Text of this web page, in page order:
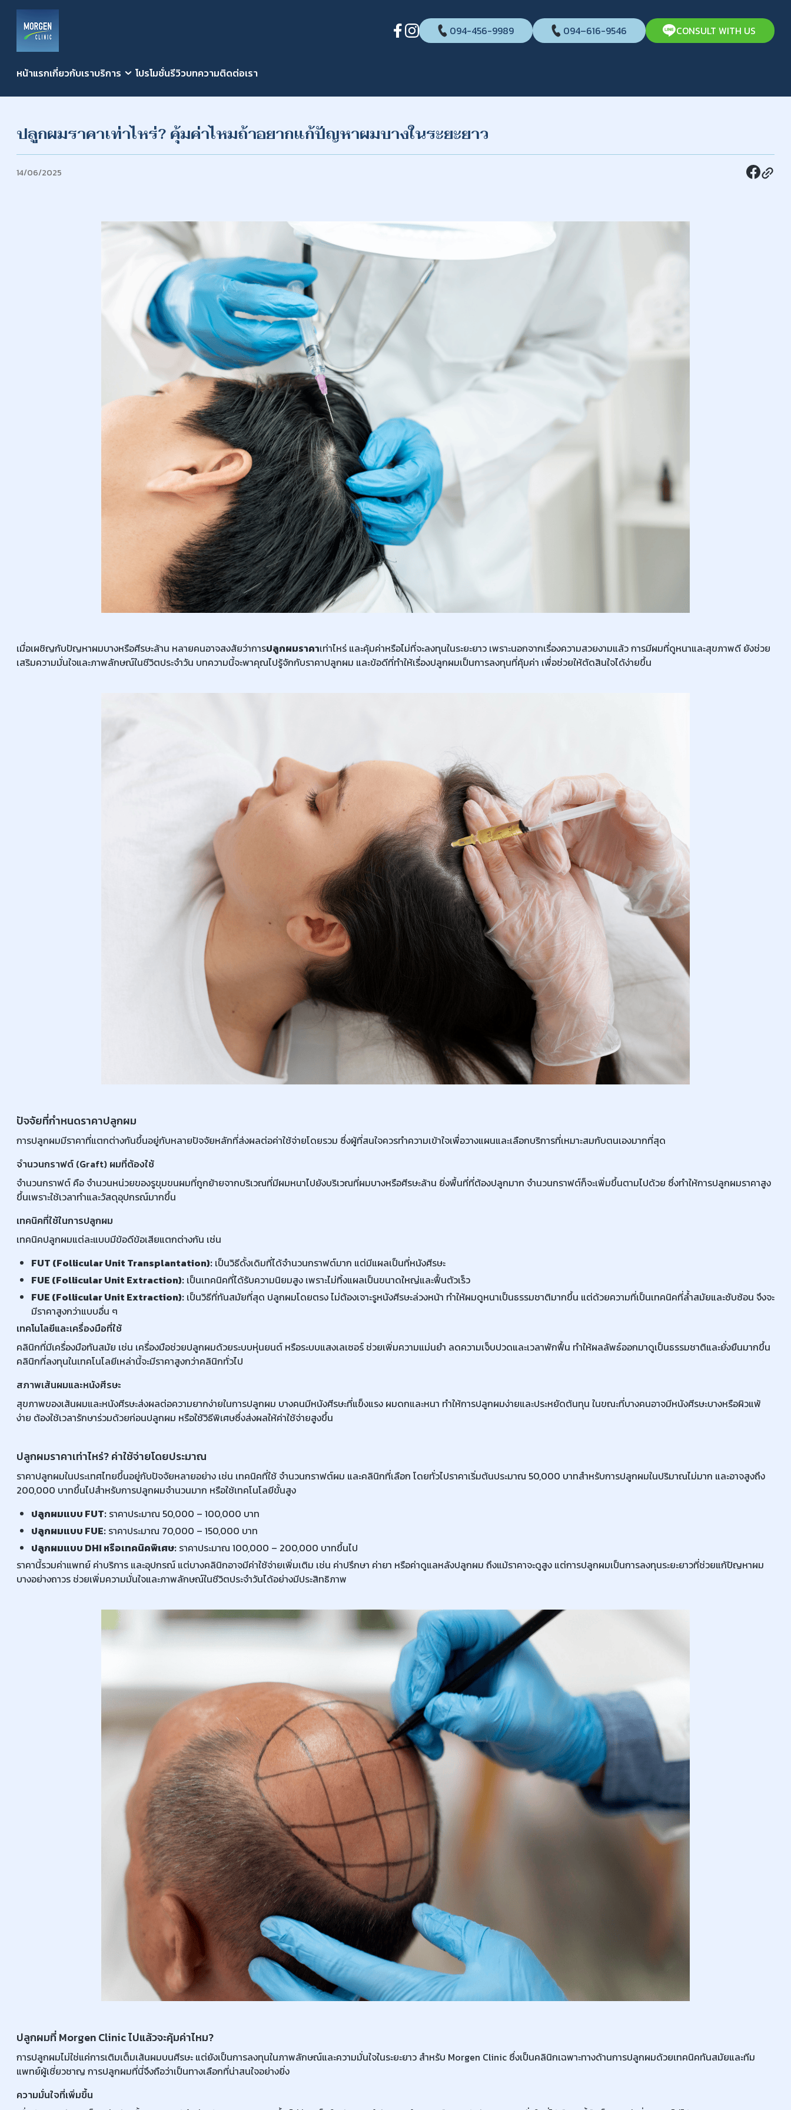
094-456-9989 094–616-9546 CONSULT WITH US
หน้าแรกเกี่ยวกับเราบริการ โปรโมชั่นรีวิวบทความติดต่อเรา
ปลูกผมราคาเท่าไหร่? คุ้มค่าไหมถ้าอยากแก้ปัญหาผมบางในระยะยาว
14/06/2025
เมื่อเผชิญกับปัญหาผมบางหรือศีรษะล้าน หลายคนอาจสงสัยว่าการปลูกผมราคาเท่าไหร่ และคุ้มค่าหรือไม่ที่จะลงทุนในระยะยาว เพราะนอกจากเรื่องความสวยงามแล้ว การมีผมที่ดูหนาและสุขภาพดี ยังช่วย
เสริมความมั่นใจและภาพลักษณ์ในชีวิตประจำวัน บทความนี้จะพาคุณไปรู้จักกับราคาปลูกผม และข้อดีที่ทำให้เรื่องปลูกผมเป็นการลงทุนที่คุ้มค่า เพื่อช่วยให้ตัดสินใจได้ง่ายขึ้น
ปัจจัยที่กำหนดราคาปลูกผม
การปลูกผมมีราคาที่แตกต่างกันขึ้นอยู่กับหลายปัจจัยหลักที่ส่งผลต่อค่าใช้จ่ายโดยรวม ซึ่งผู้ที่สนใจควรทำความเข้าใจเพื่อวางแผนและเลือกบริการที่เหมาะสมกับตนเองมากที่สุด
จำนวนกราฟต์ (Graft) ผมที่ต้องใช้
จำนวนกราฟต์ คือ จำนวนหน่วยของรูขุมขนผมที่ถูกย้ายจากบริเวณที่มีผมหนาไปยังบริเวณที่ผมบางหรือศีรษะล้าน ยิ่งพื้นที่ที่ต้องปลูกมาก จำนวนกราฟต์ก็จะเพิ่มขึ้นตามไปด้วย ซึ่งทำให้การปลูกผมราคาสูง
ขึ้นเพราะใช้เวลาทำและวัสดุอุปกรณ์มากขึ้น
เทคนิคที่ใช้ในการปลูกผม
เทคนิคปลูกผมแต่ละแบบมีข้อดีข้อเสียแตกต่างกัน เช่น
FUT (Follicular Unit Transplantation): เป็นวิธีดั้งเดิมที่ได้จำนวนกราฟต์มาก แต่มีแผลเป็นที่หนังศีรษะ
FUE (Follicular Unit Extraction): เป็นเทคนิคที่ได้รับความนิยมสูง เพราะไม่ทิ้งแผลเป็นขนาดใหญ่และฟื้นตัวเร็ว
FUE (Follicular Unit Extraction): เป็นวิธีที่ทันสมัยที่สุด ปลูกผมโดยตรง ไม่ต้องเจาะรูหนังศีรษะล่วงหน้า ทำให้ผมดูหนาเป็นธรรมชาติมากขึ้น แต่ด้วยความที่เป็นเทคนิคที่ล้ำสมัยและซับซ้อน จึงจะ
มีราคาสูงกว่าแบบอื่น ๆ
เทคโนโลยีและเครื่องมือที่ใช้
คลินิกที่มีเครื่องมือทันสมัย เช่น เครื่องมือช่วยปลูกผมด้วยระบบหุ่นยนต์ หรือระบบแสงเลเซอร์ ช่วยเพิ่มความแม่นยำ ลดความเจ็บปวดและเวลาพักฟื้น ทำให้ผลลัพธ์ออกมาดูเป็นธรรมชาติและยั่งยืนมากขึ้น
คลินิกที่ลงทุนในเทคโนโลยีเหล่านี้จะมีราคาสูงกว่าคลินิกทั่วไป
สภาพเส้นผมและหนังศีรษะ
สุขภาพของเส้นผมและหนังศีรษะส่งผลต่อความยากง่ายในการปลูกผม บางคนมีหนังศีรษะที่แข็งแรง ผมดกและหนา ทำให้การปลูกผมง่ายและประหยัดต้นทุน ในขณะที่บางคนอาจมีหนังศีรษะบางหรือผิวแพ้
ง่าย ต้องใช้เวลารักษาร่วมด้วยก่อนปลูกผม หรือใช้วิธีพิเศษซึ่งส่งผลให้ค่าใช้จ่ายสูงขึ้น
ปลูกผมราคาเท่าไหร่? ค่าใช้จ่ายโดยประมาณ
ราคาปลูกผมในประเทศไทยขึ้นอยู่กับปัจจัยหลายอย่าง เช่น เทคนิคที่ใช้ จำนวนกราฟต์ผม และคลินิกที่เลือก โดยทั่วไปราคาเริ่มต้นประมาณ 50,000 บาทสำหรับการปลูกผมในปริมาณไม่มาก และอาจสูงถึง
200,000 บาทขึ้นไปสำหรับการปลูกผมจำนวนมาก หรือใช้เทคโนโลยีขั้นสูง
ปลูกผมแบบ FUT: ราคาประมาณ 50,000 – 100,000 บาท
ปลูกผมแบบ FUE: ราคาประมาณ 70,000 – 150,000 บาท
ปลูกผมแบบ DHI หรือเทคนิคพิเศษ: ราคาประมาณ 100,000 – 200,000 บาทขึ้นไป
ราคานี้รวมค่าแพทย์ ค่าบริการ และอุปกรณ์ แต่บางคลินิกอาจมีค่าใช้จ่ายเพิ่มเติม เช่น ค่าปรึกษา ค่ายา หรือค่าดูแลหลังปลูกผม ถึงแม้ราคาจะดูสูง แต่การปลูกผมเป็นการลงทุนระยะยาวที่ช่วยแก้ปัญหาผม
บางอย่างถาวร ช่วยเพิ่มความมั่นใจและภาพลักษณ์ในชีวิตประจำวันได้อย่างมีประสิทธิภาพ
ปลูกผมที่ Morgen Clinic ไปแล้วจะคุ้มค่าไหม?
การปลูกผมไม่ใช่แค่การเติมเต็มเส้นผมบนศีรษะ แต่ยังเป็นการลงทุนในภาพลักษณ์และความมั่นใจในระยะยาว สำหรับ Morgen Clinic ซึ่งเป็นคลินิกเฉพาะทางด้านการปลูกผมด้วยเทคนิคทันสมัยและทีม
แพทย์ผู้เชี่ยวชาญ การปลูกผมที่นี่จึงถือว่าเป็นทางเลือกที่น่าสนใจอย่างยิ่ง
ความมั่นใจที่เพิ่มขึ้น